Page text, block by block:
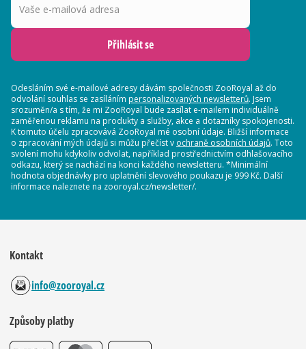
Přihlásit se
Odesláním své e-mailové adresy dávám společnosti ZooRoyal až do
odvolání souhlas se zasíláním personalizovaných newsletterů. Jsem
srozuměn/a s tím, že mi ZooRoyal bude zasílat e-mailem individuálně
zaměřenou reklamu na produkty a služby, akce a dotazníky spokojenosti.
K tomuto účelu zpracovává ZooRoyal mé osobní údaje. Bližší informace
o zpracování mých údajů si můžu přečíst v ochraně osobních údajů. Toto
svolení mohu kdykoliv odvolat, například prostřednictvím odhlašovacího
odkazu, který se nachází na konci každého newsletteru. *Minimální
hodnota objednávky pro uplatnění slevového poukazu je 999 Kč. Další
informace naleznete na zooroyal.cz/newsletter/.
Kontakt
info@zooroyal.cz
Způsoby platby